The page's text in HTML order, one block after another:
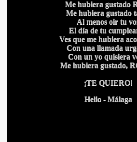
Me hubiera gustado
Me hubiera gustado
Al menos oir tu
El día de tu
Ves que me hubiera
Con una llamada
Con un yo quisiera
Me hubiera gustado,
¡TE QUIERO!
Helio - Málaga